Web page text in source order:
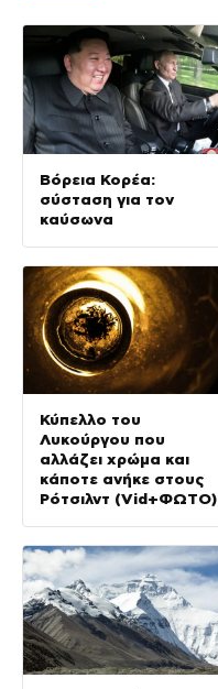
Βόρεια Κορέα:
σύσταση για τον
καύσωνα
Κύπελλο του
Λυκούργου που
αλλάζει χρώμα και
κάποτε ανήκε στους
Ρότσιλντ (Vid+ΦΩΤΟ)